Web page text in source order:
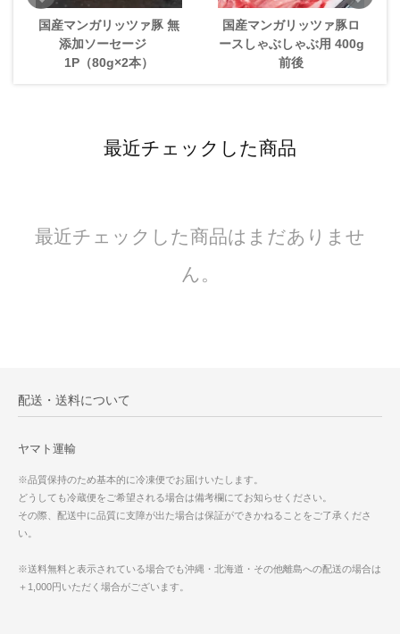
国産マンガリッツァ豚 無
添加ソーセージ
1P（80g×2本）
国産マンガリッツァ豚ロ
ースしゃぶしゃぶ用 400g
前後
最近チェックした商品
最近チェックした商品はまだありませ
ん。
配送・送料について
ヤマト運輸
※品質保持のため基本的に冷凍便でお届けいたします。
どうしても冷蔵便をご希望される場合は備考欄にてお知らせください。
その際、配送中に品質に支障が出た場合は保証ができかねることをご了承くださ
い。
※送料無料と表示されている場合でも沖縄・北海道・その他離島への配送の場合は
＋1,000円いただく場合がございます。